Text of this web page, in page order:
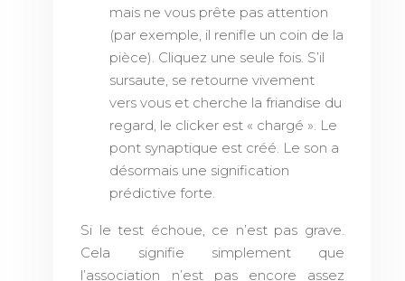
mais ne vous prête pas attention
(par exemple, il renifle un coin de la
pièce). Cliquez une seule fois. S’il
sursaute, se retourne vivement
vers vous et cherche la friandise du
regard, le clicker est « chargé ». Le
pont synaptique est créé. Le son a
désormais une signification
prédictive forte.
Si le test échoue, ce n’est pas grave.
Cela signifie simplement que
l’association n’est pas encore assez